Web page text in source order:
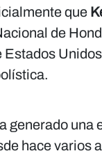
que
de
Estados
generado una
hace varios